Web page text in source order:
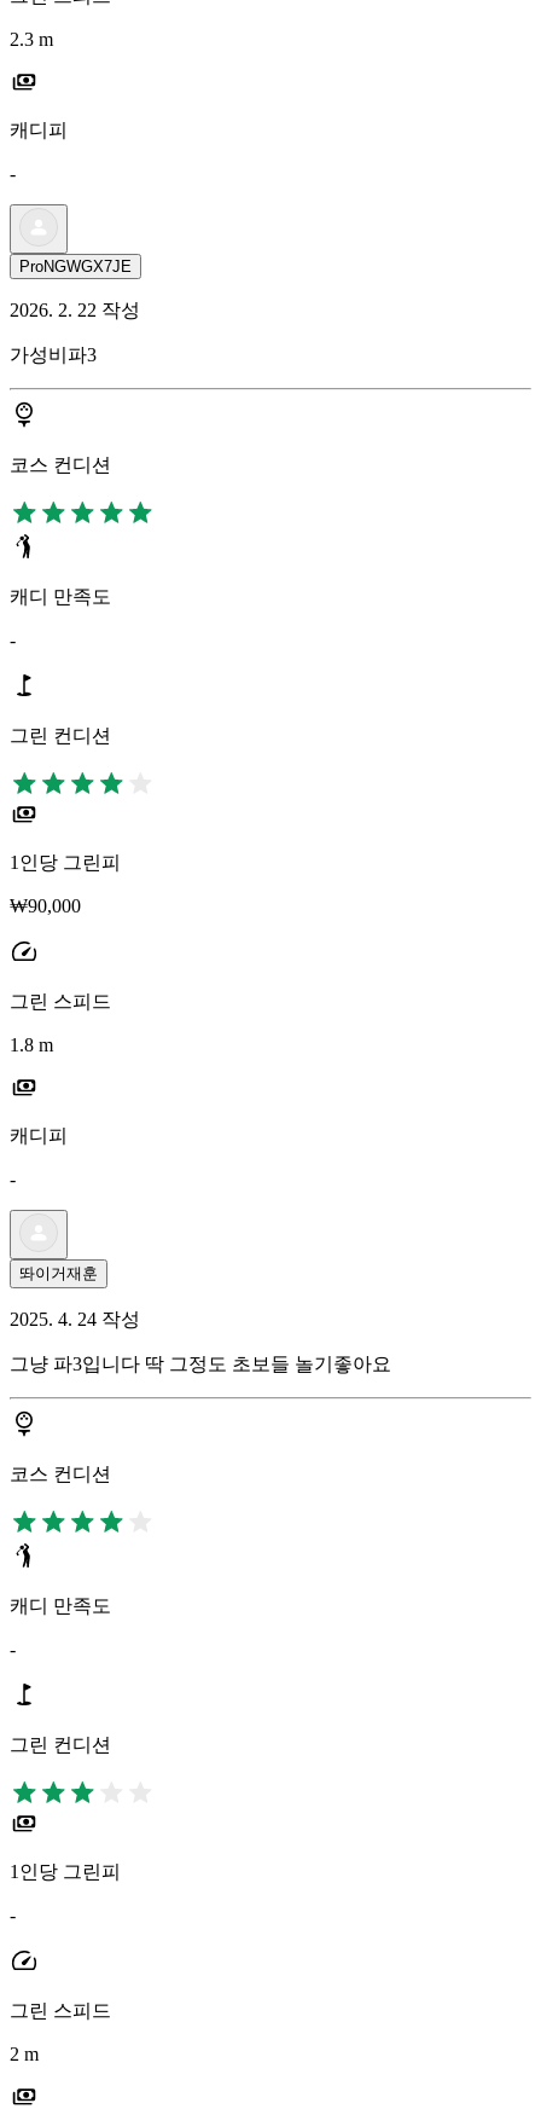
2.3 m
캐디피
-
ProNGWGX7JE
2026. 2. 22 작성
가성비파3
코스 컨디션
캐디 만족도
-
그린 컨디션
1인당 그린피
₩90,000
그린 스피드
1.8 m
캐디피
-
똬이거재훈
2025. 4. 24 작성
그냥 파3입니다 딱 그정도 초보들 놀기좋아요
코스 컨디션
캐디 만족도
-
그린 컨디션
1인당 그린피
-
그린 스피드
2 m